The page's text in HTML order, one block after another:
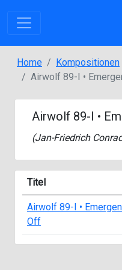
Home
Kompositionen
Airwolf 89-I •
Airwolf 89-I •
(Jan-Friedrich
Titel
Airwolf 89-I •
Off